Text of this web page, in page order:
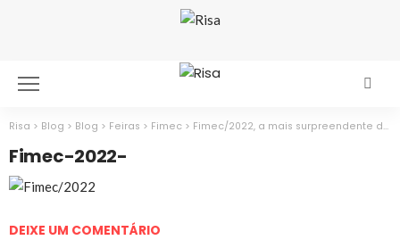
Risa > Blog > Blog > Feiras > Fimec > Fimec/2022, a mais surpreendente de todos os tempos
Fimec-2022-
DEIXE UM COMENTÁRIO